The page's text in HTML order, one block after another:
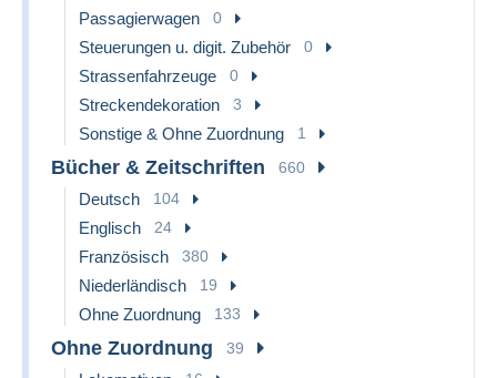
Passagierwagen 0
Steuerungen u. digit. Zubehör 0
Strassenfahrzeuge 0
Streckendekoration 3
Sonstige & Ohne Zuordnung 1
Bücher & Zeitschriften 660
Deutsch 104
Englisch 24
Französisch 380
Niederländisch 19
Ohne Zuordnung 133
Ohne Zuordnung 39